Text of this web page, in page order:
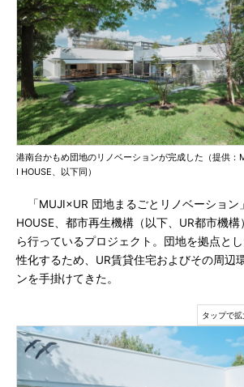
港南台かもめ団地のリノベーションが完成した（提供：
I HOUSE、以下同）
「MUJI×UR 団地まるごとリノベーション
HOUSE、都市再生機構（以下、UR都市機
ら行っているプロジェクト。団地を拠点と
性化するため、UR賃貸住宅およびその周辺
ンを手掛けてきた。